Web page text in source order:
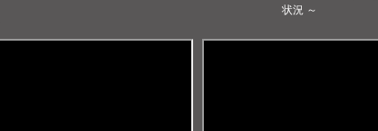
状況 ～